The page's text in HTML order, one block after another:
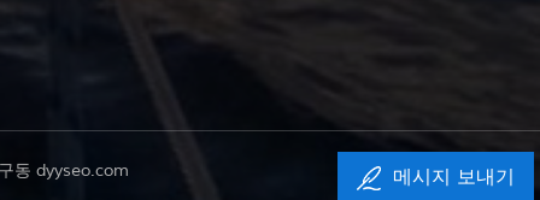
동 dyyseo.com 메시지 보내기